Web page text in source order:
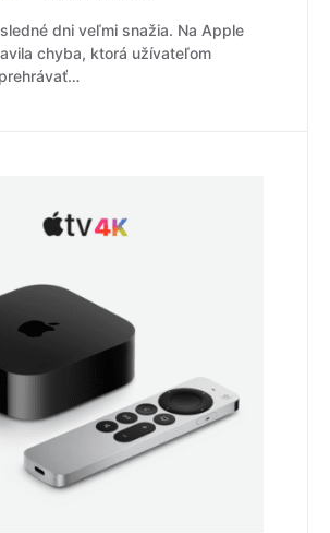
dni veľmi snažia. Na Apple
chyba, ktorá užívateľom